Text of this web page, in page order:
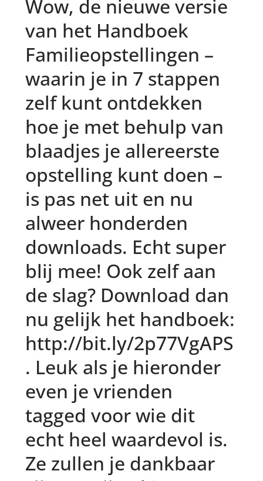
Wow, de nieuwe versie
van het Handboek
Familieopstellingen –
waarin je in 7 stappen
zelf kunt ontdekken
hoe je met behulp van
blaadjes je allereerste
opstelling kunt doen –
is pas net uit en nu
alweer honderden
downloads. Echt super
blij mee! Ook zelf aan
de slag? Download dan
nu gelijk het handboek:
http://bit.ly/2p77VgAPS
. Leuk als je hieronder
even je vrienden
tagged voor wie dit
echt heel waardevol is.
Ze zullen je dankbaar